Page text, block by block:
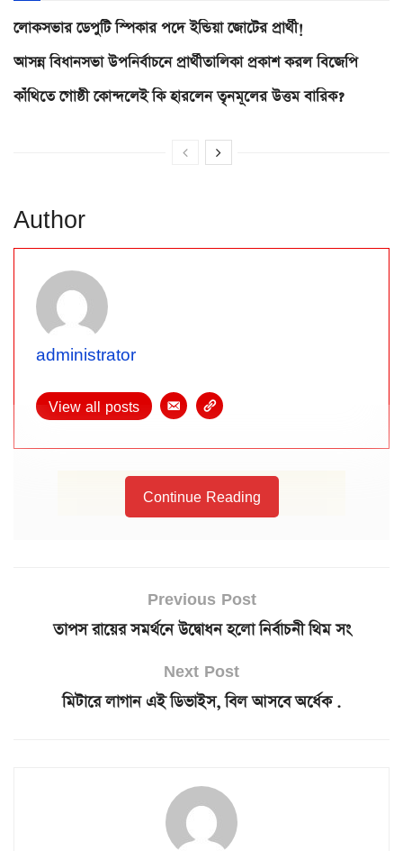
লোকসভার ডেপুটি স্পিকার পদে ইন্ডিয়া জোটের প্রার্থী!
আসন্ন বিধানসভা উপনির্বাচনে প্রার্থীতালিকা প্রকাশ করল বিজেপি
কাঁথিতে গোষ্ঠী কোন্দলেই কি হারলেন তৃনমূলের উত্তম বারিক?
Author
administrator
View all posts
Continue Reading
Previous Post
তাপস রায়ের সমর্থনে উদ্বোধন হলো নির্বাচনী থিম সং
Next Post
মিটারে লাগান এই ডিভাইস, বিল আসবে অর্ধেক .